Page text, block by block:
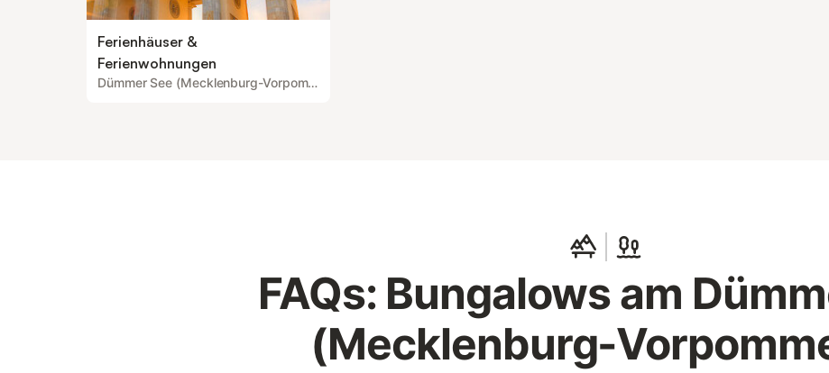
Ferienhäuser &
Ferienwohnungen
Dümmer See (Mecklenburg-Vorpommern)
FAQs: Bungalows am
(Mecklenburg-